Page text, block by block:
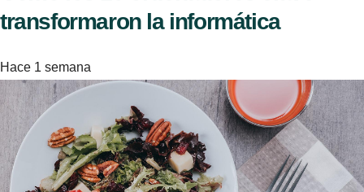
transformaron la informática
Hace 1 semana